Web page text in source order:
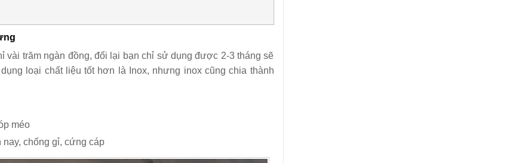
vài trăm ngàn đồng, đổi lại bạn chỉ sử dụng được 2-3 tháng sẽ
loại chất liệu tốt hơn là Inox, nhưng inox cũng chia thành
méo
chống gỉ, cứng cáp